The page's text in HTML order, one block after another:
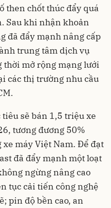
then chốt thúc đẩy quá
Sau khi nhận khoản
đã đẩy mạnh nâng cấp
trung tâm dịch vụ
thời mở rộng mạng lưới
các thị trường nhu cầu
sẽ bán 1,5 triệu xe
tương đương 50%
máy Việt Nam. Để đạt
đã đẩy mạnh một loạt
ngừng nâng cao
tục cải tiến công nghệ
pin độ bền cao, an